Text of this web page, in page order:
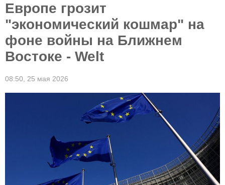
Европе грозит
"экономический кошмар" на
фоне войны на Ближнем
Востоке - Welt
08:50, 25 мая 2026